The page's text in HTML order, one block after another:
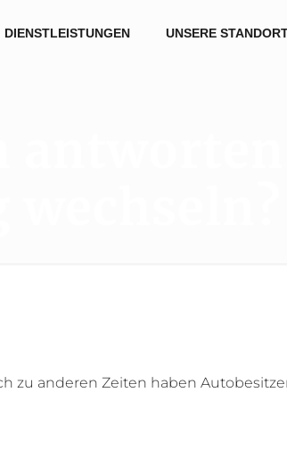
DIENSTLEISTUNGEN UNSERE
zu anderen Zeiten haben